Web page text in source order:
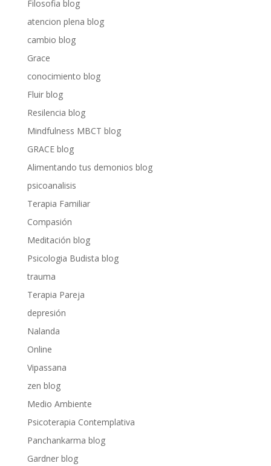
Filosofia blog
atencion plena blog
cambio blog
Grace
conocimiento blog
Fluir blog
Resilencia blog
Mindfulness MBCT blog
GRACE blog
Alimentando tus demonios blog
psicoanalisis
Terapia Familiar
Compasión
Meditación blog
Psicologia Budista blog
trauma
Terapia Pareja
depresión
Nalanda
Online
Vipassana
zen blog
Medio Ambiente
Psicoterapia Contemplativa
Panchankarma blog
Gardner blog